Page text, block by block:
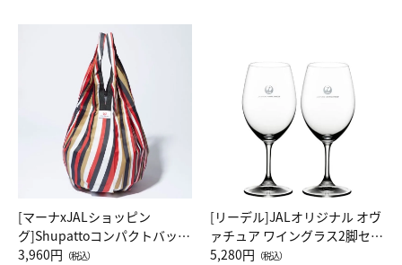
[マーナxJALショッピン
グ]Shupattoコンパクトバッグ
Drop JAL客室乗務員（LC）ス
3,960円 （税込）
[リーデル]JALオリジナル オヴ
ァチュア ワイングラス2脚セッ
ト（レッドワイン）
5,280円 （税込）